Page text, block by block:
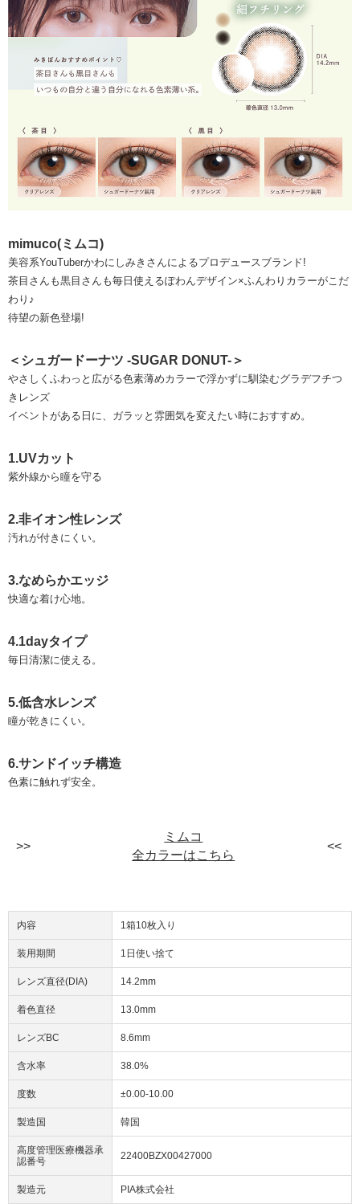
mimuco(ミムコ)
美容系YouTuberかわにしみきさんによるプロデュースブランド!
茶目さんも黒目さんも毎日使えるぽわんデザイン×ふんわりカラーがこだ
わり♪
待望の新色登場!
＜シュガードーナツ -SUGAR DONUT-＞
やさしくふわっと広がる色素薄めカラーで浮かずに馴染むグラデフチつ
きレンズ
イベントがある日に、ガラッと雰囲気を変えたい時におすすめ。
1.UVカット
紫外線から瞳を守る
2.非イオン性レンズ
汚れが付きにくい。
3.なめらかエッジ
快適な着け心地。
4.1dayタイプ
毎日清潔に使える。
5.低含水レンズ
瞳が乾きにくい。
6.サンドイッチ構造
色素に触れず安全。
ミムコ
全カラーはこちら
内容 1箱10枚入り
装用期間 1日使い捨て
レンズ直径(DIA) 14.2mm
着色直径 13.0mm
レンズBC 8.6mm
含水率 38.0%
度数 ±0.00-10.00
製造国 韓国
高度管理医療機器承
認番号
22400BZX00427000
製造元 PIA株式会社